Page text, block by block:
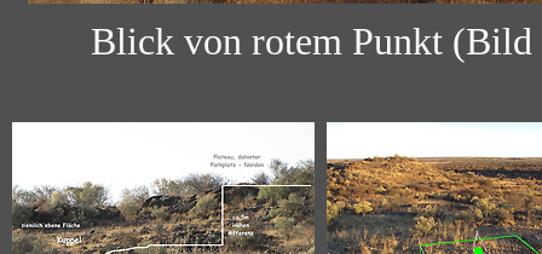
Blick von rotem Punkt (Bild